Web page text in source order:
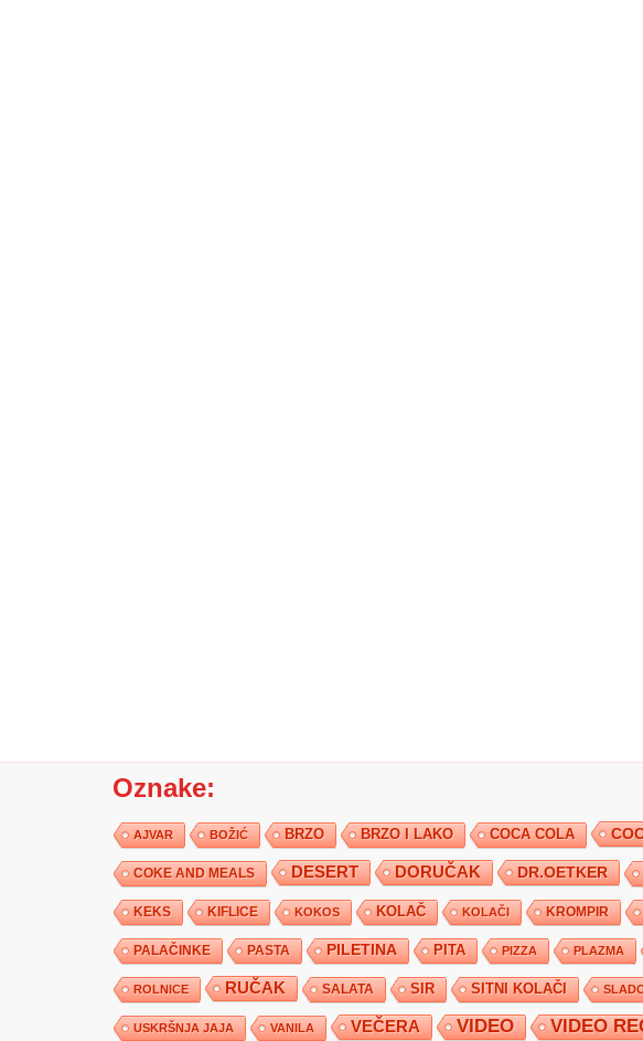
Oznake:
AJVAR BOŽIĆ BRZO BRZO I LAKO COCA COLA
COKE AND MEALS DESERT DORUČAK DR.OETKER
KEKS KIFLICE KOKOS KOLAČ KOLAČI KROMPIR
PALAČINKE PASTA PILETINA PITA PIZZA PLAZMA
ROLNICE RUČAK SALATA SIR SITNI KOLAČI
USKRŠNJA JAJA VANILA VEČERA VIDEO VIDEO